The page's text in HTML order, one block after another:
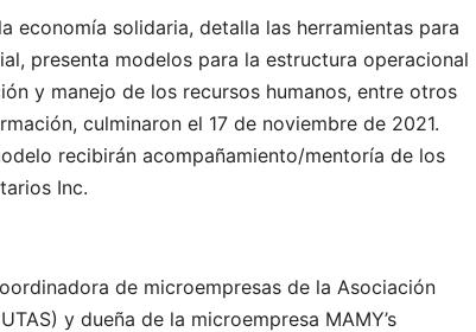
solidaria, detalla las herramientas para
presenta modelos para la estructura operacional
y manejo de los recursos humanos, entre otros
culminaron el 17 de noviembre de 2021.
recibirán acompañamiento/mentoría de los
Inc.
de microempresas de la Asociación
y dueña de la microempresa MAMY’s